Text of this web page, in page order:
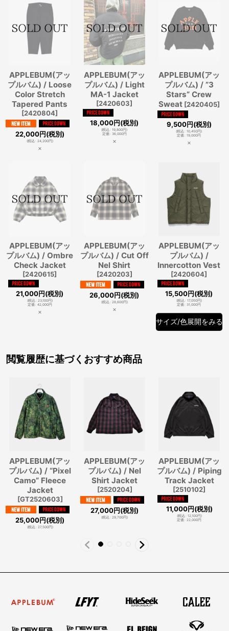
APPLEBUM(アッ
プルバム) / Loose
Color Stretch
Tapered Pants
[2420804]
22,000円(税別)
(税込: 24,200円)
×
APPLEBUM(アッ
プルバム) / Light
MA-1 Jacket
[2420603]
18,000円(税別)
(税込: 19,800円)
定価 : 36,000円
×
APPLEBUM(アッ
プルバム) / ”3
Stars” Crew
Sweat [2420405]
9,500円(税別)
(税込: 10,450円)
定価 : 19,000円
×
APPLEBUM(アッ
プルバム) / Ombre
Check Jacket
[2420615]
21,000円(税別)
(税込: 23,100円)
定価 : 42,000円
×
APPLEBUM(アッ
プルバム) / Cut Off
Nel Shirt
[2420203]
26,000円(税別)
(税込: 28,600円)
×
APPLEBUM(アッ
プルバム) /
Innercotton Vest
[2420604]
15,500円(税別)
(税込: 17,050円)
定価 : 31,000円
サイズ/色展開をみる
閲覧履歴に基づくおすすめ商品
APPLEBUM(アッ
プルバム) / “Pixel
Camo” Fleece
Jacket
[GT2520603]
25,000円(税別)
(税込: 27,500円)
APPLEBUM(アッ
プルバム) / Nel
Shirt Jacket
[2520204]
27,000円(税別)
(税込: 29,700円)
APPLEBUM(アッ
プルバム) / Piping
Track Jacket
[2510102]
11,000円(税別)
(税込: 12,100円)
定価 : 22,000円